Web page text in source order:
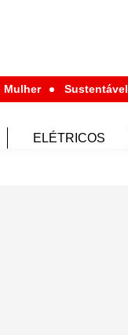
Mulher Sustentável
ELÉTRICOS